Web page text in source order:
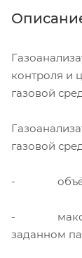
контроля и
газовой
газовой
-
-
заданном